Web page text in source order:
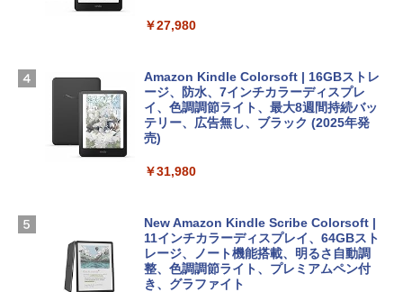
ームカメラ、日本語キーボード、Touch I
￥298,901
【Amazon.co.jp限定】 HP ノートパソコ
ン 15-fd 15.6インチ 16GBメモリ 512GB
FMV ノートパソコン WE1-K3 (MS 365 P
ersonal/Copilotキー搭載/Win 11/15.6型/
Core i5/16GB/SSD 512GB/ホワイト) FM
VWK3E15W_AZ
Robloxギフトカード - 1000 Robux 【限
ラインコード版
￥1,600
ト): Java & Bedrock Edition | オンライ
￥3,600
1冊ですべて身につくHTML & CSSとWe
￥2,326
FM TOWNS ハイパー・カタログ: 本体ハ
ェクトリストと最新エミュレータ紹介
￥27,980
Amazon Kindle Colorsoft | 16GBストレ
ージ、防水、7インチカラーディスプレ
イ、色調調節ライト、最大8週間持続バッ
テリー、広告無し、ブラック (2025年発
売)
￥31,980
New Amazon Kindle Scribe Colorsoft |
11インチカラーディスプレイ、64GBスト
レージ、ノート機能搭載、明るさ自動調
整、色調調節ライト、プレミアムペン付
き、グラファイト